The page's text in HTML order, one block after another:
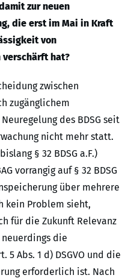
zur neuen
die erst im Mai in Kraft
von
hat?
zwischen
zugänglichem
des BDSG seit
nicht mehr statt.
§ 32 BDSG a.F.)
vorrangig auf § 32 BDSG
über mehrere
kein Problem sieht,
für die Zukunft Relevanz
die
5 Abs. 1 d) DSGVO und die
erforderlich ist. Nach